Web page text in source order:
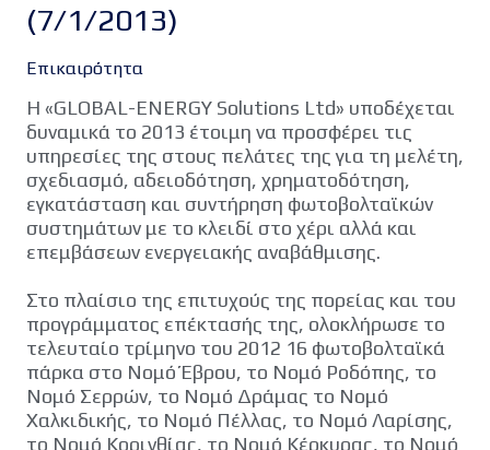
(7/1/2013)
Επικαιρότητα
Η «GLOBAL-ENERGY Solutions Ltd» υποδέχεται
δυναμικά το 2013 έτοιμη να προσφέρει τις
υπηρεσίες της στους πελάτες της για τη μελέτη,
σχεδιασμό, αδειοδότηση, χρηματοδότηση,
εγκατάσταση και συντήρηση φωτοβολταϊκών
συστημάτων με το κλειδί στο χέρι αλλά και
επεμβάσεων ενεργειακής αναβάθμισης.
Στο πλαίσιο της επιτυχούς της πορείας και του
προγράμματος επέκτασής της, ολοκλήρωσε το
τελευταίο τρίμηνο του 2012 16 φωτοβολταϊκά
πάρκα στο Νομό Έβρου, το Νομό Ροδόπης, το
Νομό Σερρών, το Νομό Δράμας το Νομό
Χαλκιδικής, το Νομό Πέλλας, το Νομό Λαρίσης,
το Νομό Κορινθίας, το Νομό Κέρκυρας, το Νομό